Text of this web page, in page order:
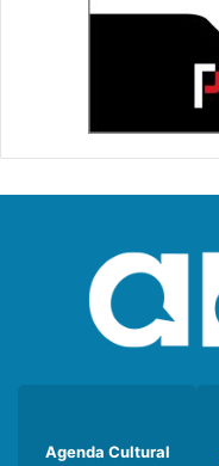
Agenda Cultural